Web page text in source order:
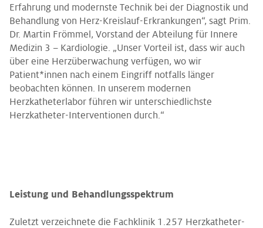
Erfahrung und modernste Technik bei der Diagnostik und
Behandlung von Herz-Kreislauf-Erkrankungen“, sagt Prim.
Dr. Martin Frömmel, Vorstand der Abteilung für Innere
Medizin 3 – Kardiologie. „Unser Vorteil ist, dass wir auch
über eine Herzüberwachung verfügen, wo wir
Patient*innen nach einem Eingriff notfalls länger
beobachten können. In unserem modernen
Herzkatheterlabor führen wir unterschiedlichste
Herzkatheter-Interventionen durch.“
Leistung und Behandlungsspektrum
Zuletzt verzeichnete die Fachklinik 1.257 Herzkatheter-